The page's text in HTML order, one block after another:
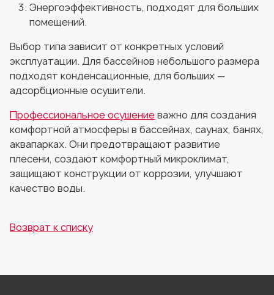
Энергоэффективность, подходят для больших
помещений.
Выбор типа зависит от конкретных условий
эксплуатации. Для бассейнов небольшого размера
подходят конденсационные, для больших —
адсорбционные осушители.
Профессиональное осушениеважно для создания
комфортной атмосферы в бассейнах, саунах, банях,
аквапарках. Они предотвращают развитие
плесени, создают комфортный микроклимат,
защищают конструкции от коррозии, улучшают
качество воды.
Возврат к списку